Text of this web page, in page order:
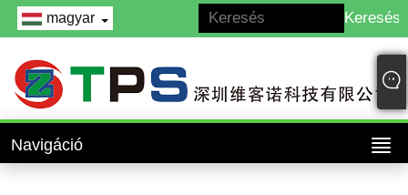
magyar
Navigáció